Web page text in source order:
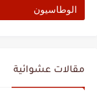
الوطاسيون
مقالات عشوائية